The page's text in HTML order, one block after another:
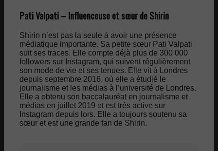
Pati Valpati – Influenceuse et sœur de Shirin
Shirin n’est pas la seule à avoir une présence
médiatique importante. Sa petite sœur Pati Valpati
suit ses traces. Elle compte déjà plus de 300 000
followers sur Instagram, qui suivent régulièrement
son mode de vie et ses tenues. Elle vit à Londres
depuis septembre 2016, où elle a étudié le
journalisme et les médias à l’université de Londres.
Elle a obtenu son baccalauréat en journalisme et
médias en juillet 2019 et est très active sur
Instagram depuis lors. Elle a toujours soutenu sa
sœur et est une grande fan de Shirin.